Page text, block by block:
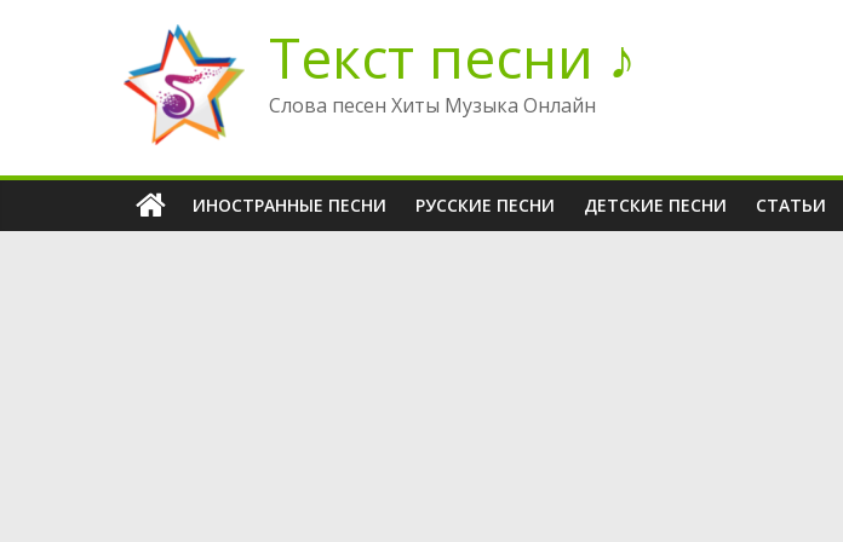
содержимому
Текст песни ♪
Слова песен Хиты Музыка Онлайн
ИНОСТРАННЫЕ ПЕСНИ РУССКИЕ ПЕСНИ ДЕТСКИЕ ПЕСНИ СТАТЬИ